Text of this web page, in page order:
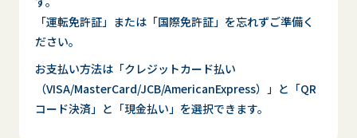
「運転免許証」または「国際免許証」を忘れずご準備く
ださい。
お支払い方法は「クレジットカード払い
（VISA/MasterCard/JCB/AmericanExpress）」と「QR
コード決済」と「現金払い」を選択できます。